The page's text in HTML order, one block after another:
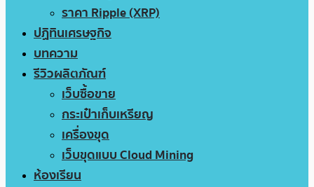
ราคา Ripple (XRP)
ปฏิทินเศรษฐกิจ
บทความ
รีวิวผลิตภัณฑ์
เว็บซื้อขาย
กระเป๋าเก็บเหรียญ
เครื่องขุด
เว็บขุดแบบ Cloud Mining
ห้องเรียน